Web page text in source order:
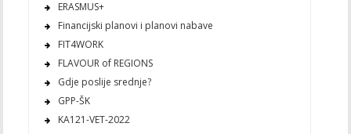
ERASMUS+
Financijski planovi i planovi nabave
FIT4WORK
FLAVOUR of REGIONS
Gdje poslije srednje?
GPP-ŠK
KA121-VET-2022